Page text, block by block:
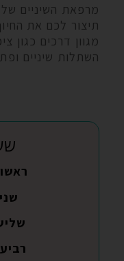
מרפאת השיניים
תיצור לכם את
מגוון דרכים כגון
השתלות שיניים